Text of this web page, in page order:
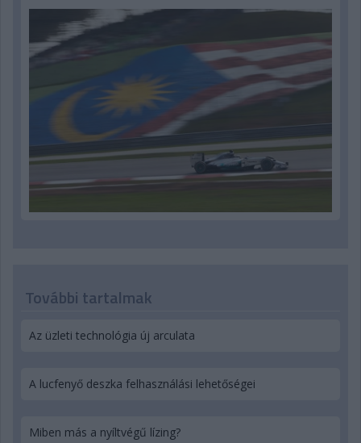
További tartalmak
Az üzleti technológia új arculata
A lucfenyő deszka felhasználási lehetőségei
Miben más a nyíltvégű lízing?